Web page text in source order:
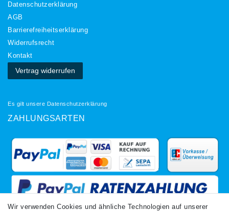
Daten­schutz­erklärung
AGB
Barrierefreiheitserklärung
Widerrufs­recht
Kontakt
Vertrag widerrufen
Es gilt unsere Datenschutzerklärung
ZAHLUNGSARTEN
Wir verwenden Cookies und ähnliche Technologien auf unserer